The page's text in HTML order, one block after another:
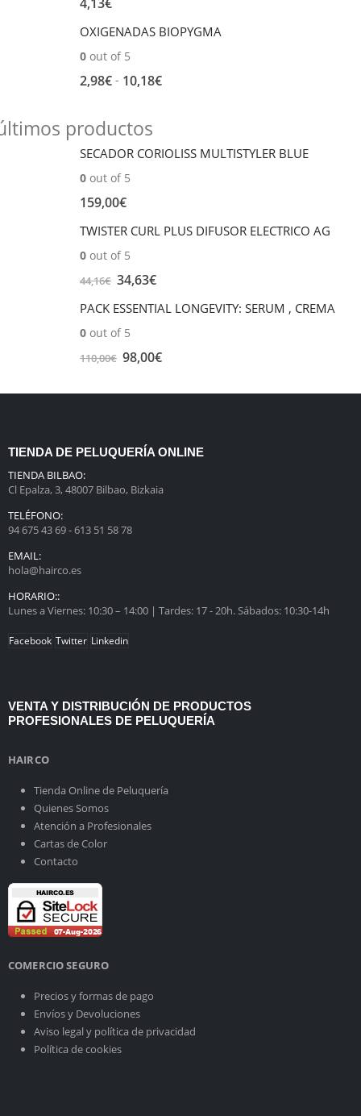
11,45€
OXIGENADAS BIOPYGMA
0 out of 5
2,98€ - 10,18€Rango
2,98€
productos
SECADOR CORIOLISS MULTISTYLER BLUE
0 out of 5
159,00€
TWISTER CURL PLUS DIFUSOR ELECTRICO AG
0 out of 5
44,16€ El
original
era:
44,16€.
34,63€El
actual
34,63€.
PACK ESSENTIAL LONGEVITY: SERUM , CREMA
0 out of 5
110,00€ El
original
98,00€El
actual
TIENDA DE PELUQUERÍA ONLINE
TIENDA BILBAO:
Cl Epalza, 3, 48007 Bilbao, Bizkaia
TELÉFONO:
94 675 43 69 - 613 51 58 78
EMAIL:
hola@hairco.es
HORARIO::
Lunes a Viernes: 10:30 – 14:00 | Tardes: 17 - 20h. Sábados: 10:30-14h
Facebook Twitter Linkedin
VENTA Y DISTRIBUCIÓN DE PRODUCTOS
PROFESIONALES DE PELUQUERÍA
HAIRCO
Tienda Online de Peluquería
Quienes Somos
Atención a Profesionales
Cartas de Color
Contacto
COMERCIO SEGURO
Precios y formas de pago
Envíos y Devoluciones
Aviso legal y política de privacidad
Política de cookies